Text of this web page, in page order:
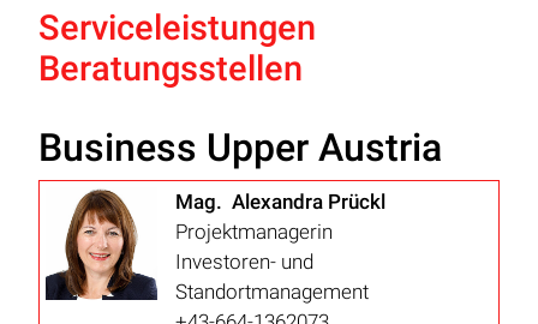
Serviceleistungen
Beratungsstellen
Business Upper Austria
Mag. Alexandra Prückl
Projektmanagerin
Investoren- und
Standortmanagement